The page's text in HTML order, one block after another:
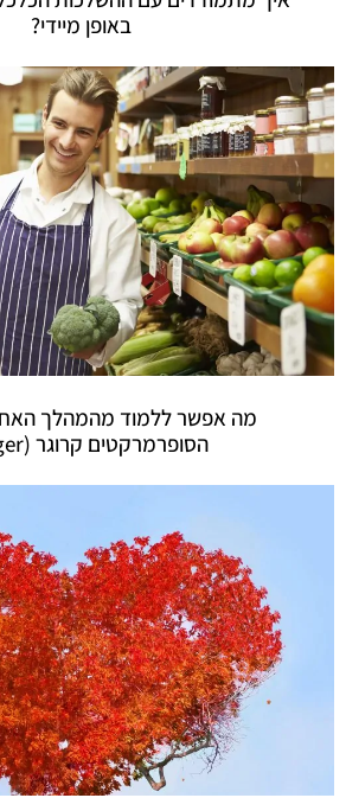
באופן מיידי?
מה אפשר ללמוד מהמהלך
הסופרמרקטים קרוגר (Kroger)